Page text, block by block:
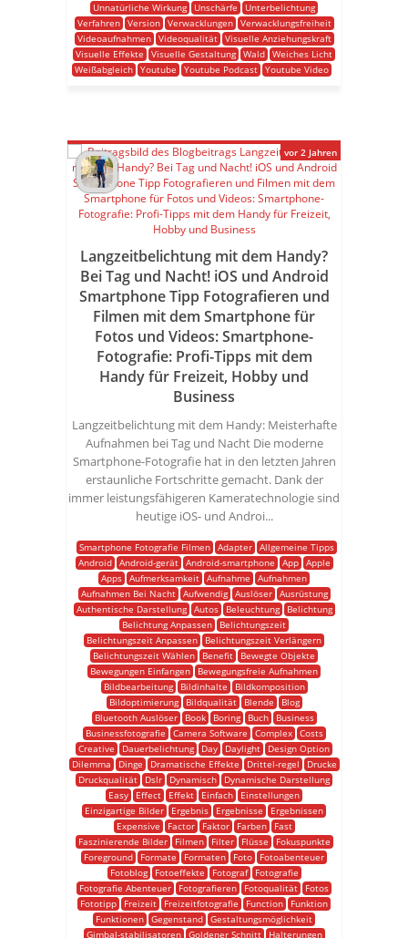
Unnatürliche Wirkung
Unschärfe
Unterbelichtung
Verfahren
Version Verwacklungen
Verwacklungsfreiheit
Videoaufnahmen
Videoqualität
Visuelle Anziehungskraft
Visuelle Effekte
Visuelle Gestaltung Wald Weiches Licht
Weißabgleich Youtube Youtube Podcast Youtube Video
Langzeitbelichtung mit dem Handy?
Bei Tag und Nacht! iOS und Android
Smartphone Tipp Fotografieren und
Filmen mit dem Smartphone für
Fotos und Videos: Smartphone-
Fotografie: Profi-Tipps mit dem
Handy für Freizeit, Hobby und
Business
Langzeitbelichtung mit dem Handy: Meisterhafte
Aufnahmen bei Tag und Nacht Die moderne
Smartphone-Fotografie hat in den letzten Jahren
erstaunliche Fortschritte gemacht. Dank der
immer leistungsfähigeren Kameratechnologie sind
heutige iOS- und Androi...
Smartphone Fotografie Filmen Adapter
Allgemeine Tipps
Android
Android-gerät Android-smartphone App
Apple
Apps Aufmerksamkeit Aufnahme
Aufnahmen
Aufnahmen Bei Nacht
Aufwendig Auslöser
Ausrüstung
Authentische Darstellung
Autos Beleuchtung
Belichtung
Belichtung Anpassen
Belichtungszeit
Belichtungszeit Anpassen
Belichtungszeit Verlängern
Belichtungszeit Wählen
Benefit
Bewegte Objekte
Bewegungen Einfangen
Bewegungsfreie Aufnahmen
Bildbearbeitung
Bildinhalte
Bildkomposition
Bildoptimierung
Bildqualität Blende
Blog
Bluetooth Auslöser
Book Boring Buch
Business
Businessfotografie
Camera Software Complex
Costs
Creative
Dauerbelichtung Day Daylight
Design Option
Dilemma
Dinge Dramatische Effekte Drittel-regel
Drucke
Druckqualität
Dslr Dynamisch
Dynamische Darstellung
Easy
Effect Effekt Einfach
Einstellungen
Einzigartige Bilder
Ergebnis Ergebnisse
Ergebnissen
Expensive
Factor Faktor Farben
Fast
Faszinierende Bilder
Filmen Filter Flüsse
Fokuspunkte
Foreground
Formate Formaten Foto
Fotoabenteuer
Fotoblog
Fotoeffekte Fotograf
Fotografie
Fotografie Abenteuer
Fotografieren Fotoqualität
Fotos
Fototipp
Freizeit Freizeitfotografie Function
Funktion
Funktionen Gegenstand Gestaltungsmöglichkeit
Gimbal-stabilisatoren
Goldener Schnitt
Halterungen
vor 2 Jahren